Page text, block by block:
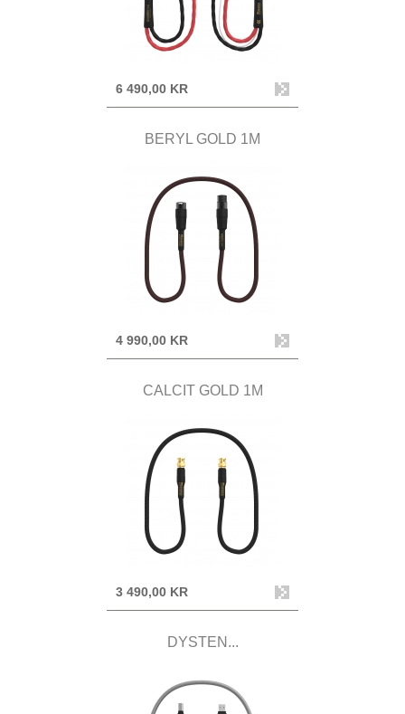
6 490,00 KR
BERYL GOLD 1M
4 990,00 KR
CALCIT GOLD 1M
3 490,00 KR
DYSTEN...